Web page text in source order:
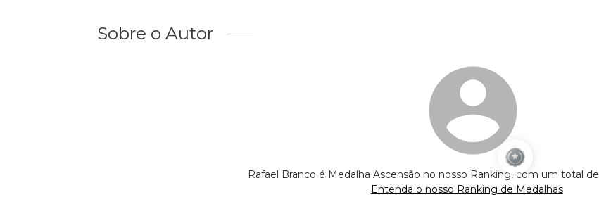
Sobre o Autor
Rafael Branco é Medalha Ascensão no nosso Ranking, com um total de
Entenda o nosso Ranking de Medalhas